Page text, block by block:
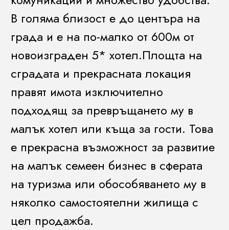
В голяма близост е до центъра на
града и е на по-малко от 600м от
новоизграден 5* хотел.Площта на
сградата и прекрасната локация
правят имота изключително
подходящ за превръщането му в
малък хотел или къща за гости. Това
е прекрасна възможност за развитие
на малък семеен бизнес в сферата
на туризма или обособяването му в
няколко самостоятелни жилища с
цел продажба.